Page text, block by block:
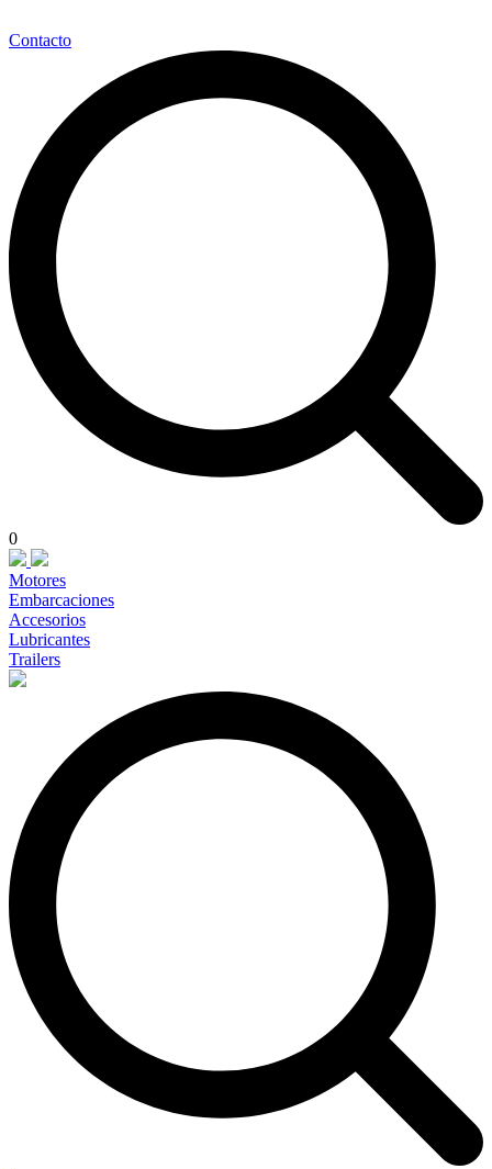
Contacto
0
Motores
Embarcaciones
Accesorios
Lubricantes
Trailers